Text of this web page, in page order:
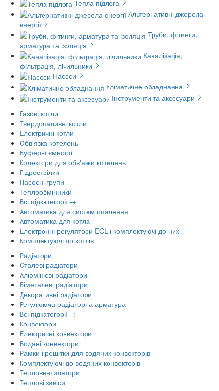
Тепла підлога
Альтернативні джерела
енергії
Труби, фітинги,
арматура та ізоляція
Каналізація,
фільтрація, лічильники
Насоси
Кліматичне обладнання
Інструменти та аксесуари
Газові котли
Твердопаливні котли
Електричні котли
Обв'язка котелень
Буферні ємності
Колектори для обв'язки котелень
Гідрострілки
Насосні групи
Теплообмінники
Всі підкатегорії →
Автоматика для систем опалення
Автоматика для котла
Електронні регулятори ECL і комплектуючі до них
Комплектуючі до котлів
Радіатори
Сталеві радіатори
Алюмінієві радіатори
Біметалеві радіатори
Декоративні радіатори
Регулююча радіаторна арматура
Всі підкатегорії →
Конвектори
Електричні конвектори
Водяні конвектори
Рамки і решітки для водяних конвекторів
Комплектуючі до водяних конвекторів
Тепловентилятори
Теплові завіси